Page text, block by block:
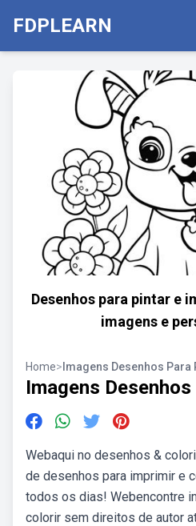
FDPLEARN
Desenhos para pintar e
imagens e
Home> Imagens Desenhos Para
Imagens
Webaqui no desenhos &
de desenhos para imprimir e
todos os dias! Webencontre
colorir sem direitos de autor